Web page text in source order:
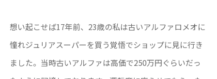
想い起こせば17年前、23歳の私は古いアルファロメオに
憧れジュリアスーパーを買う覚悟でショップに見に行き
ました。当時古いアルファは高価で250万円ぐらいだっ